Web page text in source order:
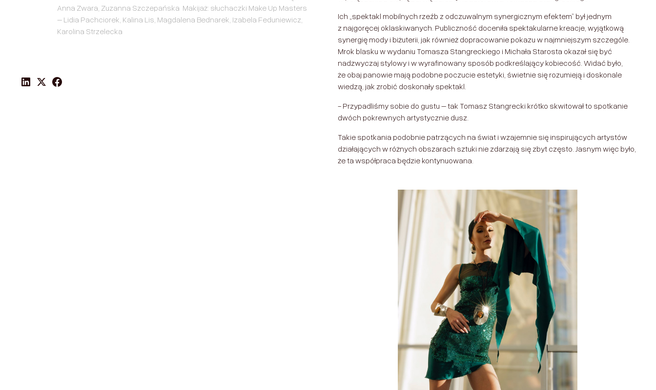
Anna Zwara, Zuzanna Szczepańska Makijaż: słuchaczki Make Up Masters
– Lidia Pachciorek, Kalina Lis, Magdalena Bednarek, Izabela Feduniewicz,
Karolina Strzelecka
Ich „spektakl mobilnych rzeźb z odczuwalnym synergicznym efektem” był jednym
z najgoręcej oklaskiwanych. Publiczność doceniła spektakularne kreacje, wyjątkową
synergię mody i biżuterii, jak również dopracowanie pokazu w najmniejszym szczególe.
Mrok blasku w wydaniu Tomasza Stangreckiego i Michała Starosta okazał się być
nadzwyczaj stylowy i w wyrafinowany sposób podkreślający kobiecość. Widać było,
że obaj panowie mają podobne poczucie estetyki, świetnie się rozumieją i doskonale
wiedzą, jak zrobić doskonały spektakl.
- Przypadliśmy sobie do gustu – tak Tomasz Stangrecki krótko skwitował to spotkanie
dwóch pokrewnych artystycznie dusz.
Takie spotkania podobnie patrzących na świat i wzajemnie się inspirujących artystów
działających w różnych obszarach sztuki nie zdarzają się zbyt często. Jasnym więc było,
że ta współpraca będzie kontynuowana.